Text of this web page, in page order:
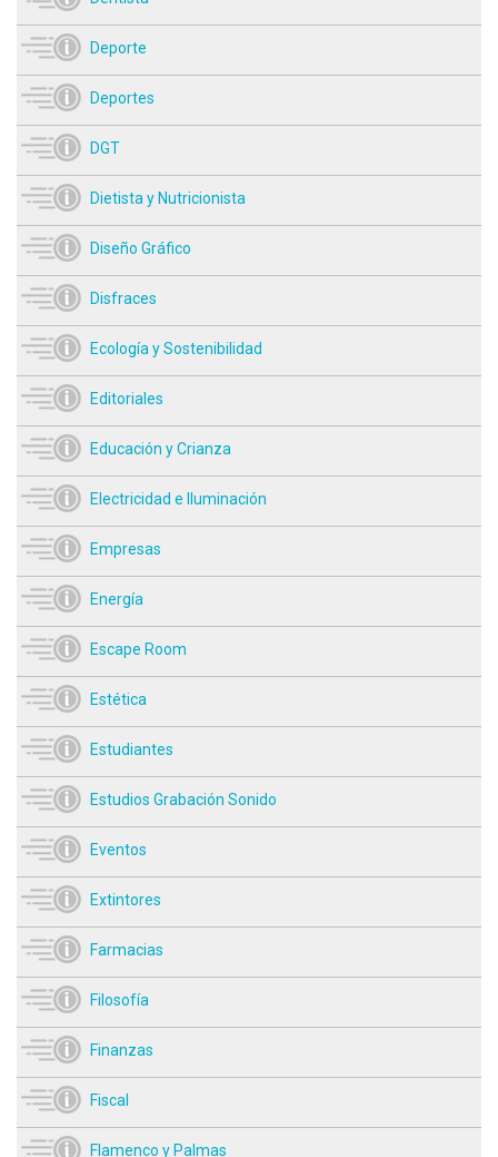
Deporte
Deportes
DGT
Dietista y Nutricionista
Diseño Gráfico
Disfraces
Ecología y Sostenibilidad
Editoriales
Educación y Crianza
Electricidad e Iluminación
Empresas
Energía
Escape Room
Estética
Estudiantes
Estudios Grabación Sonido
Eventos
Extintores
Farmacias
Filosofía
Finanzas
Fiscal
Flamenco y Palmas